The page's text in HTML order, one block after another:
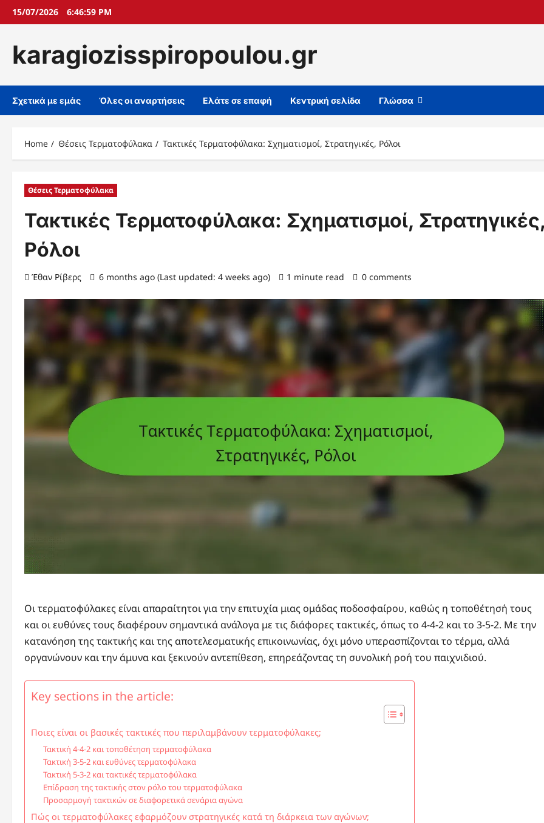
Skip15/07/2026 6:47:00 PM
karagiozisspiropoulou.gr
Σχετικά με εμάς Όλες οι αναρτήσεις Ελάτε σε επαφή Κεντρική σελίδα Γλώσσα
Home Θέσεις Τερματοφύλακα Τακτικές Τερματοφύλακα: Σχηματισμοί, Στρατηγικές, Ρόλοι
Θέσεις Τερματοφύλακα
Τακτικές Τερματοφύλακα: Σχηματισμοί,
Ρόλοι
Έθαν Ρίβερς 6 months ago (Last updated: 4 weeks ago) 1 minute read 0 comments
Οι τερματοφύλακες είναι απαραίτητοι για την επιτυχία μιας ομάδας ποδοσφαίρου, καθώς η τοποθέτησή τους
και οι ευθύνες τους διαφέρουν σημαντικά ανάλογα με τις διάφορες τακτικές, όπως το 4-4-2 και το 3-5-2. Με την
κατανόηση της τακτικής και της αποτελεσματικής επικοινωνίας, όχι μόνο υπερασπίζονται το τέρμα, αλλά
οργανώνουν και την άμυνα και ξεκινούν αντεπίθεση, επηρεάζοντας τη συνολική ροή του παιχνιδιού.
Key sections in the article:
Ποιες είναι οι βασικές τακτικές που περιλαμβάνουν τερματοφύλακες;
Τακτική 4-4-2 και τοποθέτηση τερματοφύλακα
Τακτική 3-5-2 και ευθύνες τερματοφύλακα
Τακτική 5-3-2 και τακτικές τερματοφύλακα
Επίδραση της τακτικής στον ρόλο του τερματοφύλακα
Προσαρμογή τακτικών σε διαφορετικά σενάρια αγώνα
Πώς οι τερματοφύλακες εφαρμόζουν στρατηγικές κατά τη διάρκεια των αγώνων;